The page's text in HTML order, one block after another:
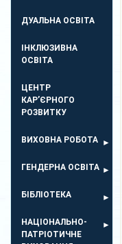
ДУАЛЬНА ОСВІТА
ІНКЛЮЗИВНА
ОСВІТА
ЦЕНТР
КАР’ЄРНОГО
РОЗВИТКУ
ВИХОВНА РОБОТА
ГЕНДЕРНА ОСВІТА
БІБЛІОТЕКА
НАЦІОНАЛЬНО-
ПАТРІОТИЧНЕ